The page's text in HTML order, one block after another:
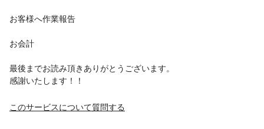
お客様へ作業報告
お会計
最後までお読み頂きありがとうございます。
感謝いたします！！
このサービスについて質問する